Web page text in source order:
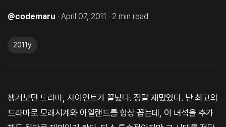
@codemaru · April 07, 2011 · 2 min read
2011y
챙겨보던 드라마, 자이언트가 끝났다. 정말 재밌었다. 난 최고의
드라마로 모래시계와 아일랜드를 항상 꼽는데, 이 녀석을 추가